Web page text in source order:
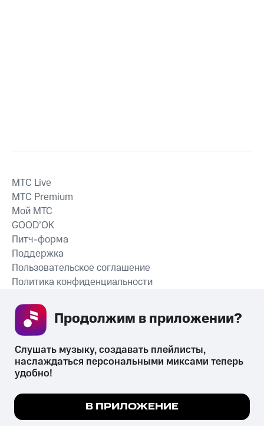
СКАЧАТЬ ПРИЛОЖЕНИЕ
MTС Live
MTС Premium
Мой МТС
GOOD’OK
Питч-форма
Поддержка
Пользовательское соглашение
Политика конфиденциальности
психотропных веществ, их аналогов причиняет вред здоровью,
их незаконный оборот запрещён и влечёт установленную
законодательством ответственность.
Мы используем куки, чтобы на сайте все
Подробнее
Слушать музыку, создавать плейлисты,
наслаждаться персональными миксами теперь
удобно!
В ПРИЛОЖЕНИЕ